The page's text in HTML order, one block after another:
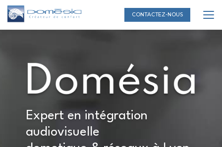
Aller
au
contenu
principal
CONTACTEZ-NOUS
Expert en intégration
audiovisuelle